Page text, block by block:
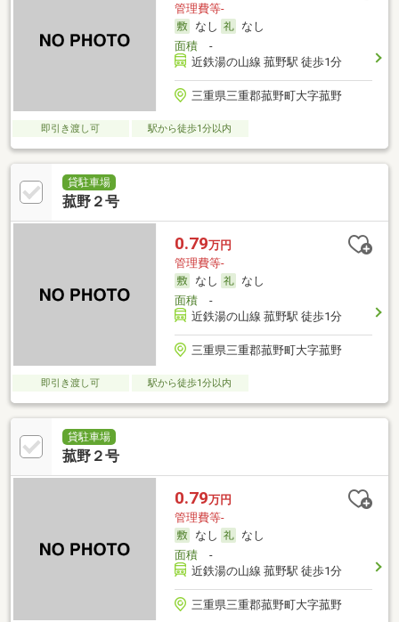
管理費等-
なし
なし
面積-
近鉄湯の山線 菰野駅 徒歩1分
三重県三重郡菰野町大字菰野
即引き渡し可 駅から徒歩1分以内
貸駐車場
菰野２号
0.79万円
管理費等-
なし
なし
面積-
近鉄湯の山線 菰野駅 徒歩1分
三重県三重郡菰野町大字菰野
即引き渡し可 駅から徒歩1分以内
貸駐車場
菰野２号
0.79万円
管理費等-
なし
なし
面積-
近鉄湯の山線 菰野駅 徒歩1分
三重県三重郡菰野町大字菰野